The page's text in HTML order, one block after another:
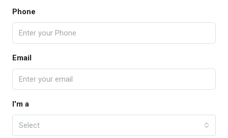
Phone
Email
I'm a
Select